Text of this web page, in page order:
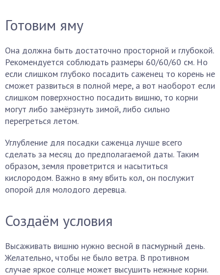
Готовим яму
Она должна быть достаточно просторной и глубокой.
Рекомендуется соблюдать размеры 60/60/60 см. Но
если слишком глубоко посадить саженец то корень не
сможет развиться в полной мере, а вот наоборот если
слишком поверхностно посадить вишню, то корни
могут либо замёрзнуть зимой, либо сильно
перегреться летом.
Углубление для посадки саженца лучше всего
сделать за месяц до предполагаемой даты. Таким
образом, земля проветрится и насытиться
кислородом. Важно в яму вбить кол, он послужит
опорой для молодого деревца.
Создаём условия
Высаживать вишню нужно весной в пасмурный день.
Желательно, чтобы не было ветра. В противном
случае яркое солнце может высушить нежные корни.